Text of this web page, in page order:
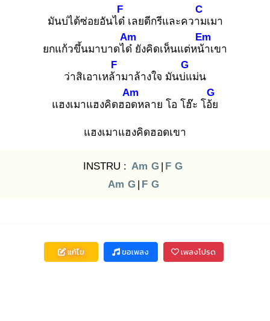
มันบ่ได้ซ่อยอันได๋
F
เลยดีกรีและความ
C
เมา
ยกแก้วขึ้นมาบาดได๋
Am
ยังคิดเห็นแต่หน้า
Em
เขา
ว่าสิเอาเหล้า
F
มาล้างใจ มันบ่แ
G
ม่น
แฮงเมาแฮงคิดฮอด
Am
หลาย โอ โฮ๊ะ โอ้ย
G
แฮงเมาแฮงคิดฮอดเขา
INSTRU : Am G | F G
Am G | F G
แก้ไข ขอเพลง เพลงโปรด